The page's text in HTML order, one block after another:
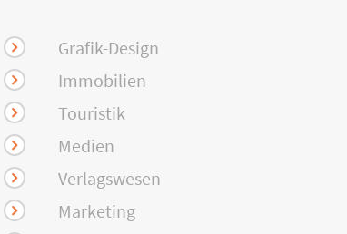
Grafik-Design
Immobilien
Touristik
Medien
Verlagswesen
Marketing